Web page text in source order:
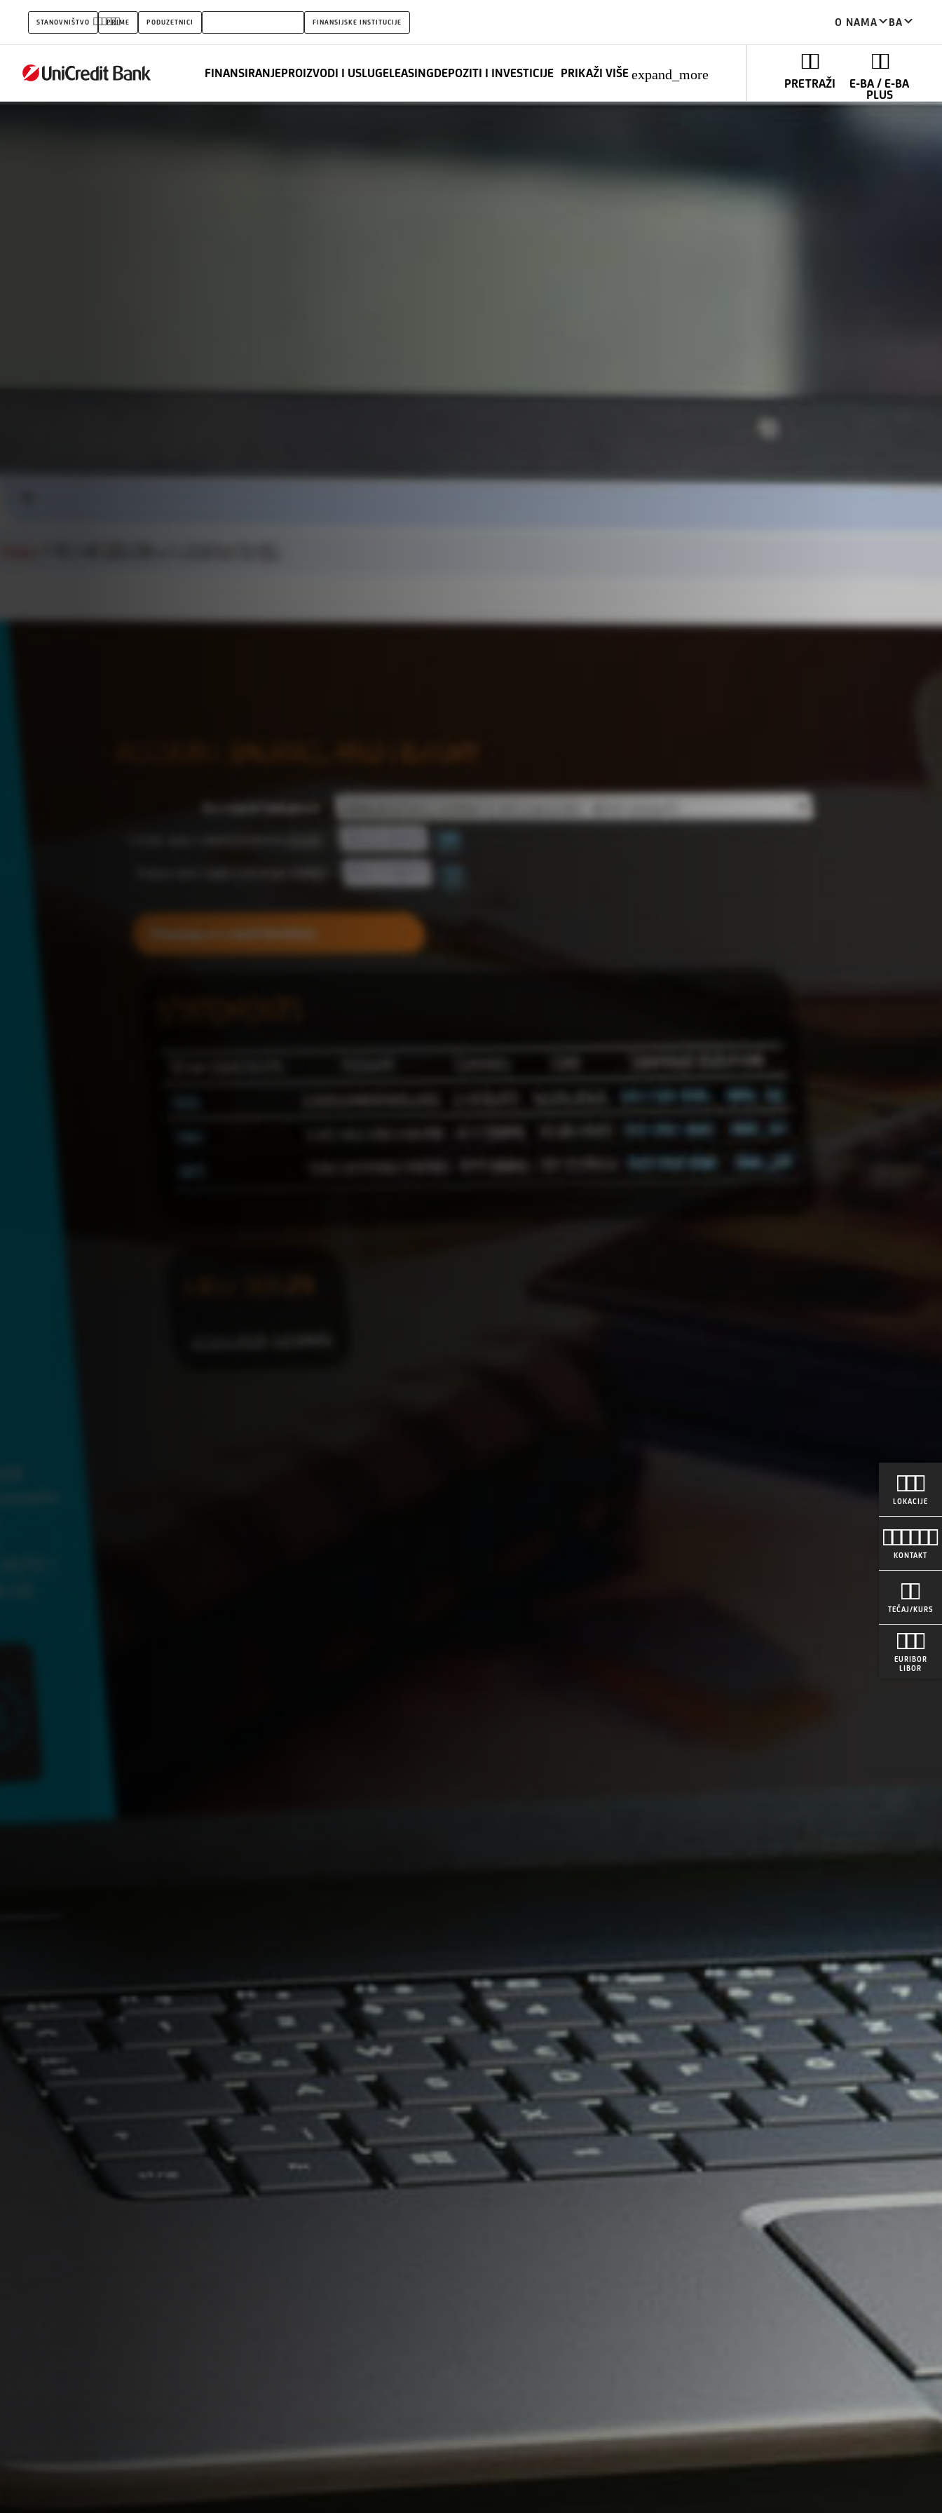
Korporativni
klijenti
STANOVNIŠTVO PRIME PODUZETNICI FINANSIJSKE INSTITUCIJE O NAMA BA
FINANSIRANJEPROIZVODI I USLUGELEASINGDEPOZITI I INVESTICIJE PRIKAŽI VIŠE expand_more
PRETRAŽI
E-BA / E-BA
PLUS
LOKACIJE
KONTAKT
TEČAJ/KURS
EURIBOR
LIBOR